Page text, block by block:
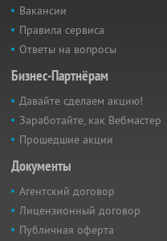
Вакансии
Правила сервиса
Ответы на вопросы
Бизнес-Партнёрам
Давайте сделаем акцию!
Заработайте, как Вебмастер
Прошедшие акции
Документы
Агентский договор
Лицензионный договор
Публичная оферта